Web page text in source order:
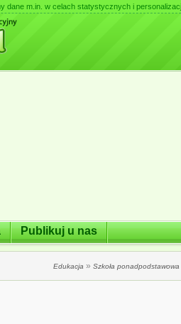
dane m.in. w celach statystycznych i
Publikuj u nas
Edukacja » Szkoła ponadpodstawowa